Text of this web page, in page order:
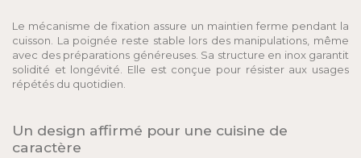
Le mécanisme de fixation assure un maintien ferme pendant la
cuisson. La poignée reste stable lors des manipulations, même
avec des préparations généreuses. Sa structure en inox garantit
solidité et longévité. Elle est conçue pour résister aux usages
répétés du quotidien.
Un design affirmé pour une cuisine de
caractère